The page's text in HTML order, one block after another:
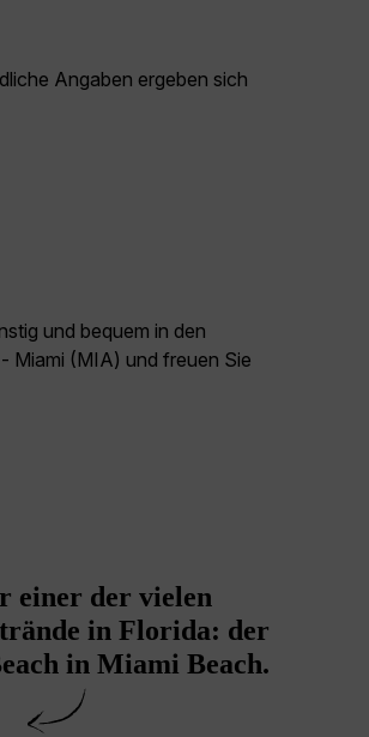
Angaben ergeben sich
und bequem in den
Miami (MIA) und freuen Sie
einer der vielen
in Florida: der
in Miami Beach.